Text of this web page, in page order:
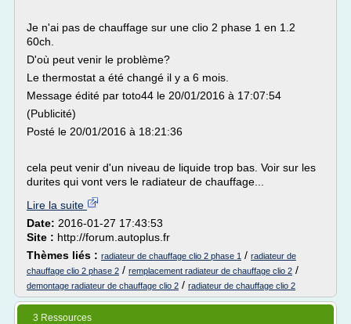
Je n'ai pas de chauffage sur une clio 2 phase 1 en 1.2
60ch.
D'où peut venir le problème?
Le thermostat a été changé il y a 6 mois.
Message édité par toto44 le 20/01/2016 à 17:07:54
(Publicité)
Posté le 20/01/2016 à 18:21:36
cela peut venir d'un niveau de liquide trop bas. Voir sur les
durites qui vont vers le radiateur de chauffage...
Lire la suite
Date: 2016-01-27 17:43:53
Site : http://forum.autoplus.fr
Thèmes liés : radiateur de chauffage clio 2 phase 1 / radiateur de
chauffage clio 2 phase 2 / remplacement radiateur de chauffage clio 2 /
demontage radiateur de chauffage clio 2 / radiateur de chauffage clio 2
3 Ressources